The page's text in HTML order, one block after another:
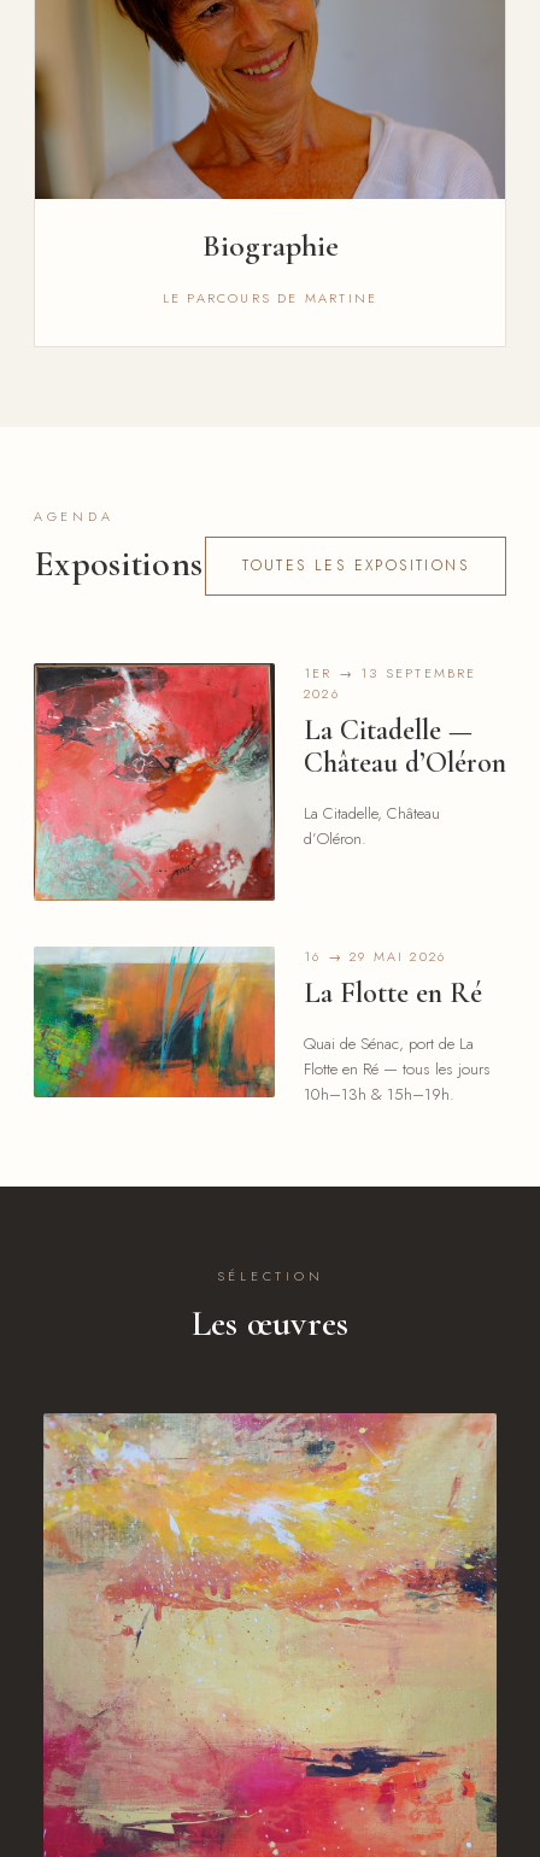
Biographie
LE PARCOURS DE MARTINE
AGENDA
Expositions TOUTES LES EXPOSITIONS
1ER → 13 SEPTEMBRE
2026
La Citadelle —
Château d’Oléron
La Citadelle, Château
d’Oléron.
16 → 29 MAI 2026
La Flotte en Ré
Quai de Sénac, port de La
Flotte en Ré — tous les jours
10h–13h & 15h–19h.
SÉLECTION
Les œuvres